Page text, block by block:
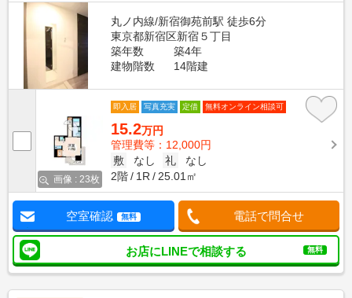
丸ノ内線/新宿御苑前駅 徒歩6分
東京都新宿区新宿５丁目
築年数
築4年
建物階数
14階建
画像 : 23枚
即入居 写真充実 定借 無料オンライン相談可
15.2万円
管理費等：12,000円
敷
なし 礼
なし
2階
1R 25.01㎡
空室確認 無料 電話で問合せ
お店にLINEで相談する 無料